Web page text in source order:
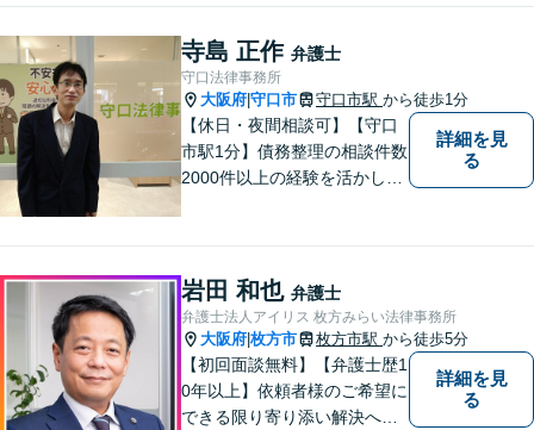
す。
寺島 正作 弁護士
守口法律事務所
大阪府 守口市 守口市駅 から徒歩1分
【休日・夜間相談可】【守口
市駅1分】債務整理の相談件数
2000件以上の経験を活かし、
頼者様が不安を抱かないよう
に、わかりやすく的確なアド
バイスを心がけております。
詳細を見
る
岩田 和也 弁護士
弁護士法人アイリス 枚方みらい法律事務所
大阪府 枚方市 枚方市駅 から徒歩5分
【初回面談無料】【弁護士歴1
0年以上】依頼者様のご希望に
できる限り寄り添い解決へと
詳細を見
る